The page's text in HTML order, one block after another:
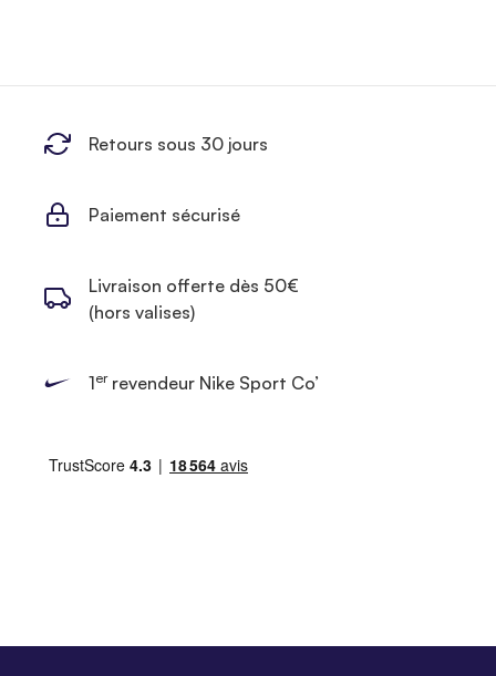
Retours sous 30 jours
Paiement sécurisé
Livraison offerte dès 50€
(hors valises)
1errevendeur Nike Sport Co’